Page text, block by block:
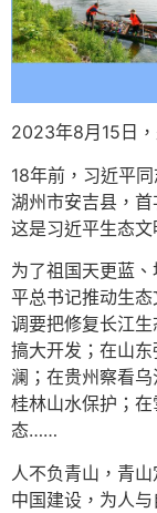
2023年8月15日
18年前，习近平
湖州市安吉县，首
这是习近平生态文
为了祖国天更蓝
平总书记推动生
调要把修复长江
搞大开发；在山
澜；在贵州察看
桂林山水保护；
态……
人不负青山，青
中国建设，为人